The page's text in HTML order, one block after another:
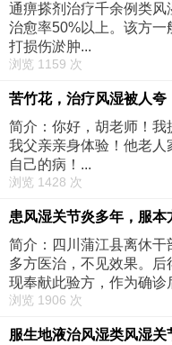
通痹搽剂治疗千余例类
治愈率50%以上。该方
打损伤淤肿...
浏览 1159 次
苦竹花，治疗风湿被人夸
简介：你好，胡老师！我
我父亲亲身体验！他老
自己的病！...
浏览 1428 次
患风湿关节炎多年，服本
简介：四川蒲江县离休干
多方医治，不见效果。后
现奉献此验方，作为确诊
浏览 1906 次
服生地液治风湿类风湿关